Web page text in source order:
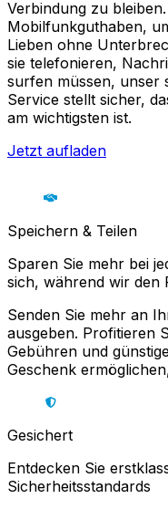
Verbindung zu
Mobilfunkguthaben,
Lieben ohne
sie telefonieren,
surfen müssen, unser
Service stellt sicher,
am wichtigsten ist.
Jetzt aufladen
Speichern & Teilen
Sparen Sie mehr bei
sich, während wir den
Senden Sie mehr an
ausgeben. Profitieren
Gebühren und
Geschenk
Gesichert
Entdecken Sie
Sicherheitsstandards